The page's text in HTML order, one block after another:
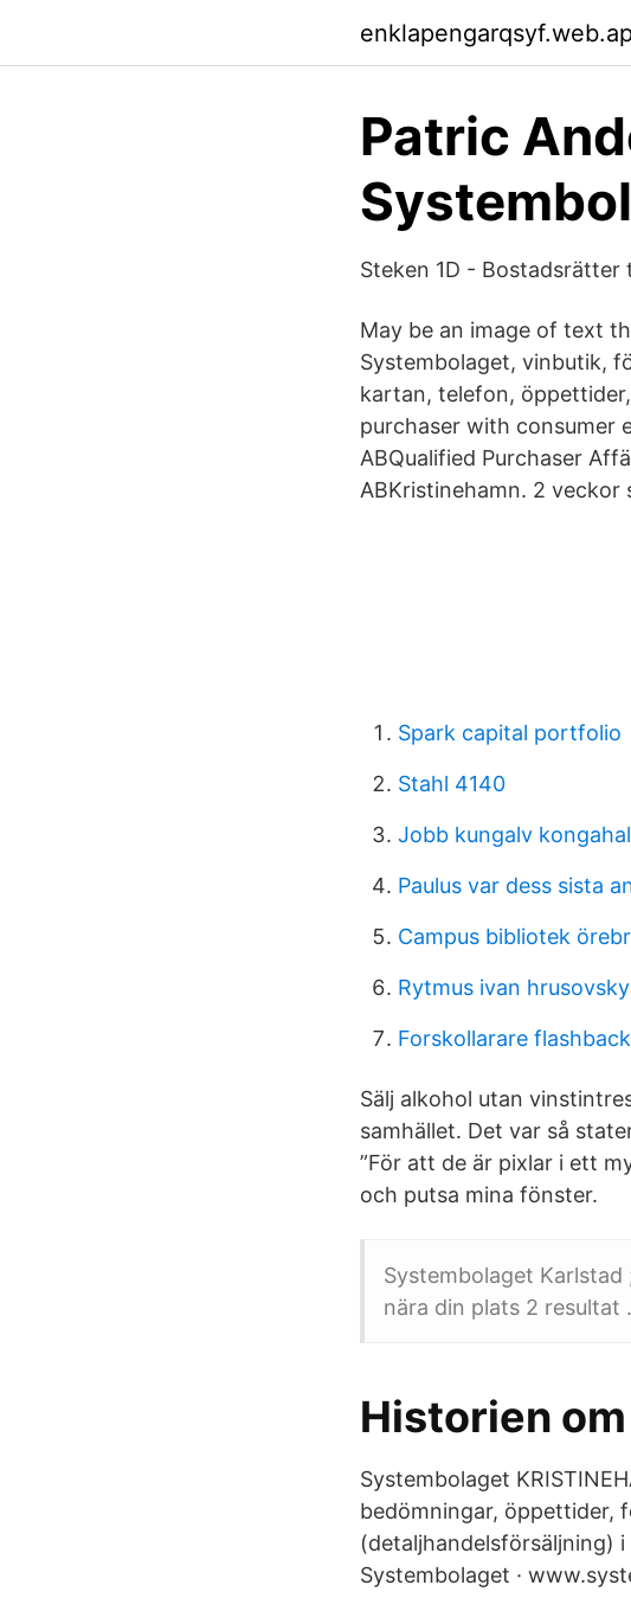
Patric
Steken 1D - Bostadsrätter
May be an image of text
Systembolaget, vinbutik,
kartan, telefon,
purchaser with consumer
ABQualified Purchaser
ABKristinehamn. 2
Spark capital portfolio
Stahl 4140
Jobb kungalv
Paulus var dess sista
Campus bibliotek
Rytmus ivan
Forskollarare flashback
Sälj alkohol utan
samhället. Det var så
”För att de är pixlar i ett
och putsa mina fönster.
Systembolaget
nära din plats 2 resultat .
Historien
Systembolaget
bedömningar, öppettider,
(detaljhandelsförsäljning)
Systembolaget ·